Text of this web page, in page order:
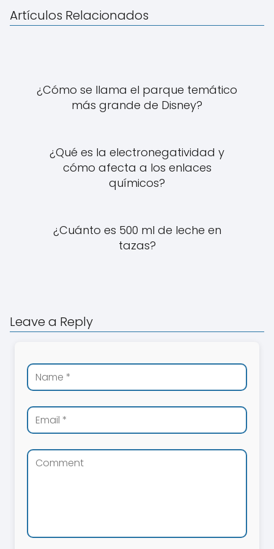
Artículos Relacionados
¿Cómo se llama el parque temático
más grande de Disney?
¿Qué es la electronegatividad y
cómo afecta a los enlaces
químicos?
¿Cuánto es 500 ml de leche en
tazas?
Leave a Reply